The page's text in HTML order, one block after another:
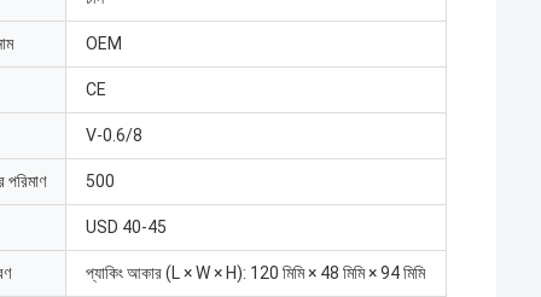
OEM
CE
V-0.6/8
পরিমাণ 500
USD 40-45
প্যাকিং আকার (L × W × H): 120 মিমি × 48 মিমি × 94 মিমি